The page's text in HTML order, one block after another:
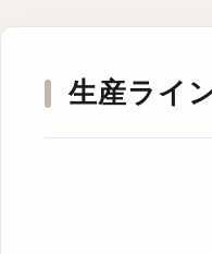
生産ライ